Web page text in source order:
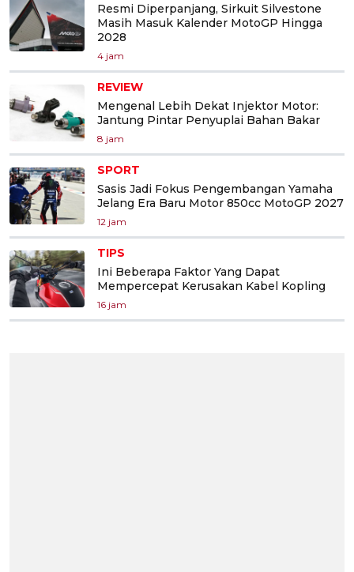
Resmi Diperpanjang, Sirkuit Silvestone
Masih Masuk Kalender MotoGP Hingga
2028
4 jam
REVIEW
Mengenal Lebih Dekat Injektor Motor:
Jantung Pintar Penyuplai Bahan Bakar
8 jam
SPORT
Sasis Jadi Fokus Pengembangan Yamaha
Jelang Era Baru Motor 850cc MotoGP 2027
12 jam
TIPS
Ini Beberapa Faktor Yang Dapat
Mempercepat Kerusakan Kabel Kopling
16 jam